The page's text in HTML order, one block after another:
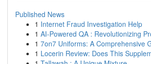
Published News
1 Internet Fraud Investigation Help
1 AI-Powered QA : Revolutionizing
1 7on7 Uniforms: A Comprehensive
1 Locerin Review: Does This